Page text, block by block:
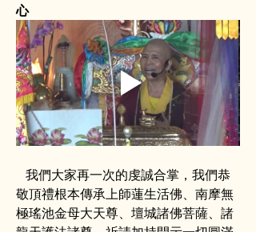
心
我們大家再一次的虔誠合掌，我們恭
敬頂禮根本傳承上師蓮生活佛、南摩無
極瑤池金母大天尊、壇城諸佛菩薩、諸